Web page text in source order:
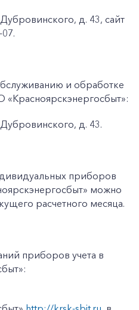
д. 43, сайт
07.
и обработке
д. 43.
приборов
можно
расчетного месяца.
приборов учета в